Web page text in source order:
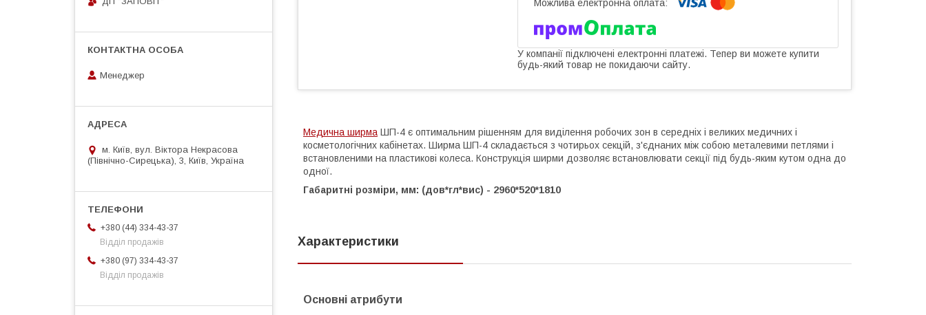
У компанії підключені електронні платежі. Тепер ви можете купити
будь-який товар не покидаючи сайту.
Медична ширма ШП-4 є оптимальним рішенням для виділення робочих зон в середніх і великих медичних і
косметологічних кабінетах. Ширма ШП-4 складається з чотирьох секцій, з'єднаних між собою металевими петлями і
встановленими на пластикові колеса. Конструкція ширми дозволяє встановлювати секції під будь-яким кутом одна до
одної.
Габаритні розміри, мм: (дов*гл*вис) - 2960*520*1810
Характеристики
Основні атрибути
Менеджер
м. Київ, вул. Віктора Некрасова
(Північно-Сирецька), 3, Київ, Україна
+380 (44) 334-43-37
Відділ продажів
+380 (97) 334-43-37
Відділ продажів